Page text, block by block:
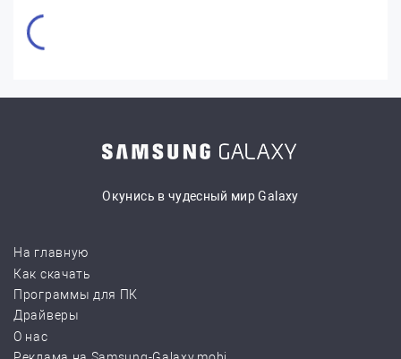
Окунись в чудесный мир Galaxy
На главную
Как скачать
Программы для ПК
Драйверы
О нас